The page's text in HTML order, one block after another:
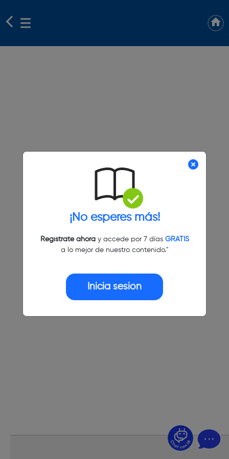
¡No esperes más!
Regístrate ahoray accede por 7 días GRATIS
a lo mejor de nuestro contenido."
Inicia sesión